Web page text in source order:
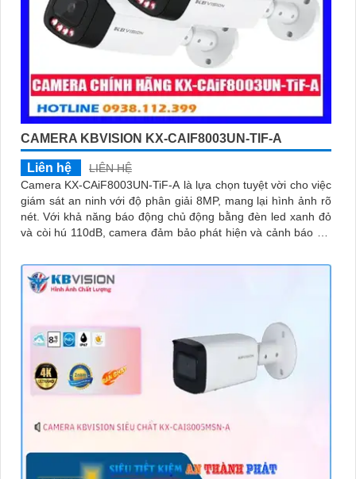
CAMERA KBVISION KX-CAIF8003UN-TIF-A
Liên hệ
LIÊN HỆ
Camera KX-CAiF8003UN-TiF-A là lựa chọn tuyệt vời cho việc
giám sát an ninh với độ phân giải 8MP, mang lại hình ảnh rõ
nét. Với khả năng báo động chủ động bằng đèn led xanh đỏ
và còi hú 110dB, camera đảm bảo phát hiện và cảnh báo khi
CAiF8003UN-TiF-A tích hợp chức năng cao cấp Thu Âm Và
Loa rõ ràng để mang lại trải nghiệm hình ảnh và âm thanh tốt
nhất